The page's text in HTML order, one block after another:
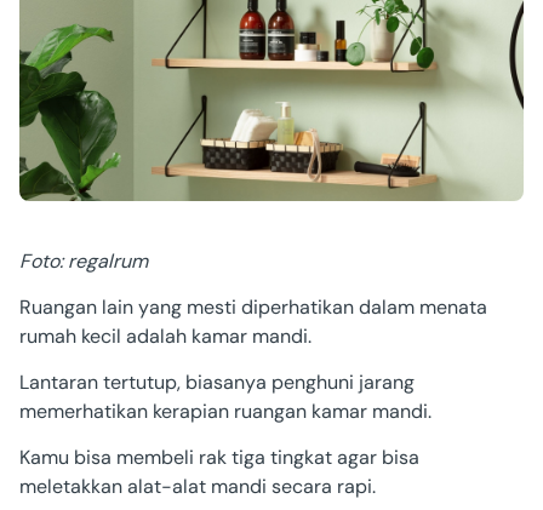
Foto: regalrum
Ruangan lain yang mesti diperhatikan dalam menata
rumah kecil adalah kamar mandi.
Lantaran tertutup, biasanya penghuni jarang
memerhatikan kerapian ruangan kamar mandi.
Kamu bisa membeli rak tiga tingkat agar bisa
meletakkan alat-alat mandi secara rapi.